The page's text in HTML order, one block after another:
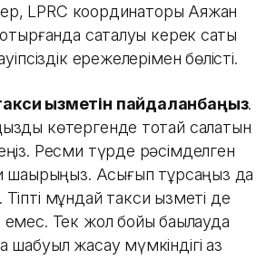
LPRC координаторы Аяжан
сақталуы керек сақтық
ережелерімен бөлісті.
қызметін пайдаланбаңыз.
көтергенде тоқтай салатын
Ресми түрде рәсімделген
шақырыңыз. Асығып тұрсаңыз да
мұндай такси қызметі де
емес. Тек жол бойы бақылауда
шабуыл жасау мүмкіндігі аз